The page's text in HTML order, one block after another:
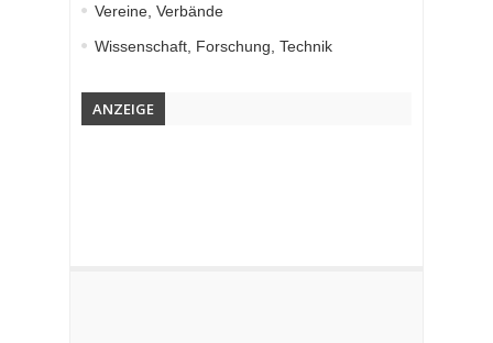
Vereine, Verbände
Wissenschaft, Forschung, Technik
ANZEIGE